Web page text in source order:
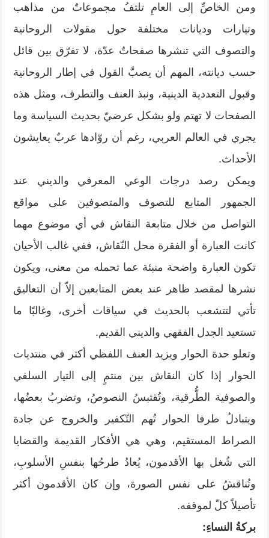
ومن الخاصِّ إلى العامِ تلتفُ مجموعاتٌ من مذاهب
وتيارات وديانات مختلفة حول مقولات الروحانية
والتصوف التي تنشرها صفحاتٌ عدّة، لا تفرّق بين قائل
حسب ديانته، المهم أن يصبَّ القول في إطار الروحانية
وقبول التعددية الدينية، ونبذ العنف والتطرف، ومثل هذه
الصفحات لا تهتم ولو بشكل عرضيّ بحديث السياسة وما
يجري في العالم العربي، رغم أن روّادها عربٌ يعايشون
الأحداث.
ويمكن رصد درجات الوعي المعرفي والديني عند
الجمهور المتابع للتصوف والمتصوفين على مواقع
التواصل من خلال متابعة النقاش في أي موضوع مهما
كانت العبارة أو الفقرة محل النّقاش، ففي غالب الأحيان
تكون العبارة واضحة منبئة عما تحمله من معنى، ويكون
نشرها لمقصد ظاهر عند بعض المتابعين إلاّ أن التعاليق
تأتي لتتشعب بالحديث في سياقات أخرى، وغالبًا ما
تستعيد الجدل الفقهي والديني القديم.
وتعلو حدة الحوار ويزيد العنف اللفظي أكثر في منتديات
الحوار إذا كان النقاش بين منتمٍ إلى التيار السلفي
والصوفية الطُّرقية، وتُقتبسُ النصوصُ، وتضربُ بعضُها،
ويتبادلُ طرفا الحوار تُهم التّكفير والخروج عن جادة
الصراط المستقيم، وهي هي الأفكار القديمة والقضايا
التي شُغل بها الأقدمون، يُعادُ طرحُها بنفسِ الأسلوبِ،
وتُناقشُ على نفس الصورة، وإن كان الأقدمون أكثر
تأصيلاً كلّ لموقفه.
بركةُ النساءِ: